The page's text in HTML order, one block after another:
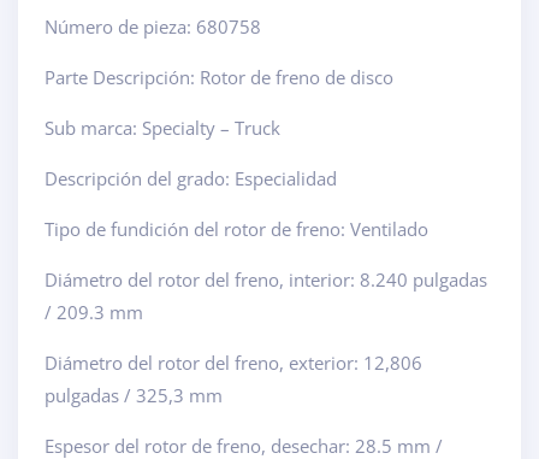
Número de pieza: 680758
Parte Descripción: Rotor de freno de disco
Sub marca: Specialty – Truck
Descripción del grado: Especialidad
Tipo de fundición del rotor de freno: Ventilado
Diámetro del rotor del freno, interior: 8.240 pulgadas
/ 209.3 mm
Diámetro del rotor del freno, exterior: 12,806
pulgadas / 325,3 mm
Espesor del rotor de freno, desechar: 28.5 mm /